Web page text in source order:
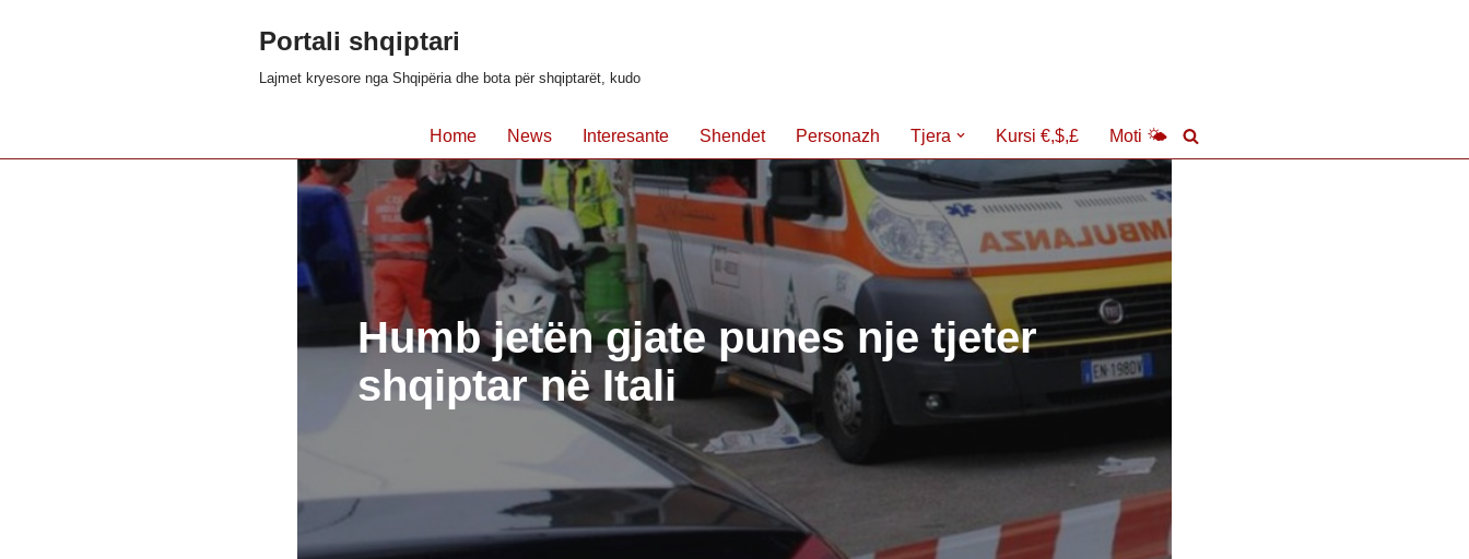
Portali shqiptari
Lajmet kryesore nga Shqipëria dhe bota për shqiptarët, kudo
Home News Interesante Shendet Personazh Tjera Kursi €,$,£ Moti 🌤
Humb jetën gjate punes nje tjeter
shqiptar në Itali